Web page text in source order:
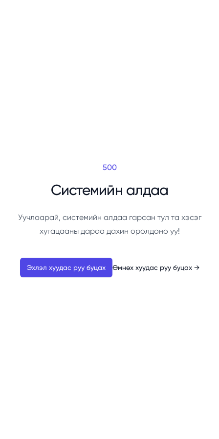
500
Системийн алдаа
Уучлаарай, системийн алдаа гарсан тул та хэсэг
хугацааны дараа дахин оролдоно уу!
Эхлэл хуудас руу буцах Өмнөх хуудас руу буцах →